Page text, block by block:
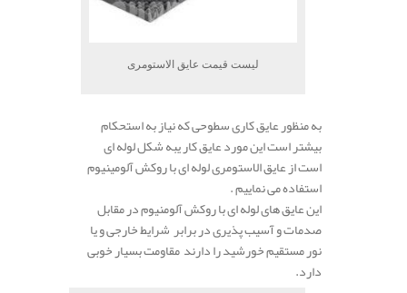
لیست قیمت عایق الاستومری
به منظور عایق کاری سطوحی که نیاز به استحکام
بیشتر است این مورد عایق کار یبه شکل لوله ای
است از عایق الاستومری لوله ای با روکش آلومینیوم
استفاده می نماییم .
این عایق های لوله ای با روکش آلومنیوم در مقابل
صدمات و آسیب پذیری در برابر شرایط خارجی و یا
نور مستقیم خورشید را دارند مقاومت بسیار خوبی
دارد.